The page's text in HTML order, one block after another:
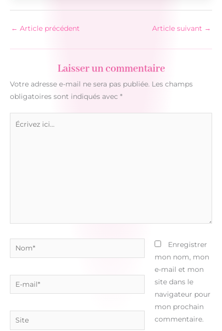
← Article précédent Article suivant →
Laisser un commentaire
Votre adresse e-mail ne sera pas publiée. Les champs
obligatoires sont indiqués avec *
Nom*
E-
mail*
Site
Enregistrer
mon nom, mon
e-mail et mon
site dans le
navigateur pour
mon prochain
commentaire.